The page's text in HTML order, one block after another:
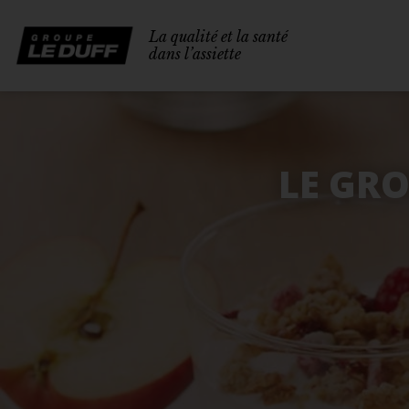
La qualité et la santé
dans l’assiette
LE